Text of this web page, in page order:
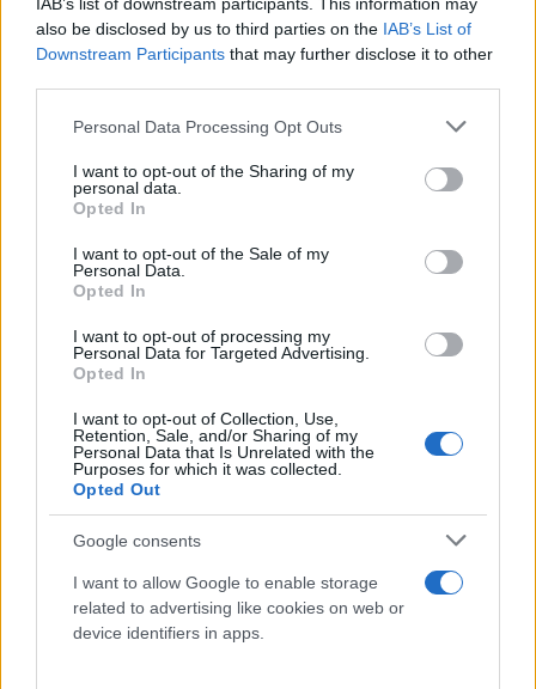
also be disclosed by us to third parties on the IAB’s List of
Downstream Participants that may further disclose it to other
Please note that this website/app uses one or more Google
not limited to your visit or usage behaviour. You may click to
grant or deny consent to Google and its third-party tags to
use your data for below specified purposes in below Google
consent section.
Personal Data Processing Opt Outs
I want to opt-out of the Sharing of my
personal data.
Opted In
I want to opt-out of the Sale of my
Personal Data.
Opted In
I want to opt-out of processing my
Personal Data for Targeted Advertising.
Opted In
I want to opt-out of Collection, Use,
Retention, Sale, and/or Sharing of my
Personal Data that Is Unrelated with the
Purposes for which it was collected.
Opted Out
Google consents
I want to allow Google to enable storage
related to advertising like cookies on web or
device identifiers in apps.
CrediaBank: Ισχυρά αποτελέσματα το 2026 από
τη Γενική Συνέλευση - Νέα εποχή ανάπτυξης
Η διευθύνουσα σύμβουλος της CREDIABANK μίλησε στην
τους στόχους της σε όλους τους τομείς και την πρόσφατη
εξαγορά της ΕΥΡΩΠΗ Holdings.
22.05.2026 12:36